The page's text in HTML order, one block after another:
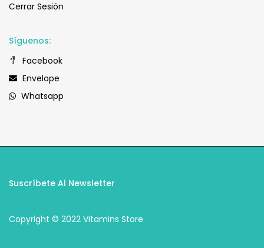
Cerrar Sesión
Síguenos:
Facebook
Envelope
Whatsapp
Copyright © 2022 Vitamins Store
Suscríbete Al Newsletter